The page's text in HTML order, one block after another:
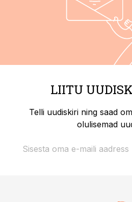
LIITU
Telli uudiskiri ning saad
olulisemad